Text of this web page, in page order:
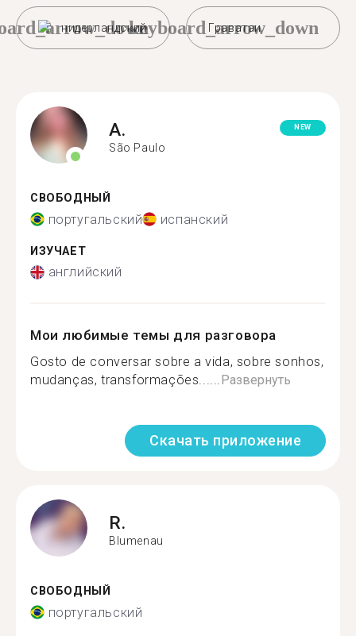
нидерландский Граватаи
keyboard_arrow_down
A.
São Paulo
NEW
СВОБОДНЫЙ
португальский испанский
ИЗУЧАЕТ
английский
Мои любимые темы для разговора
Gosto de conversar sobre a vida, sobre sonhos,
mudanças, transformações......Развернуть
Скачать приложение
R.
Blumenau
СВОБОДНЫЙ
португальский